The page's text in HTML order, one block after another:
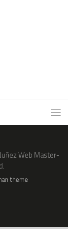
Web Master-
theme